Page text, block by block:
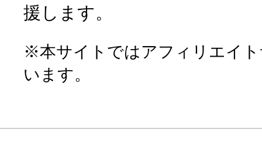
援します。
※本サイトではアフィリエイ
います。